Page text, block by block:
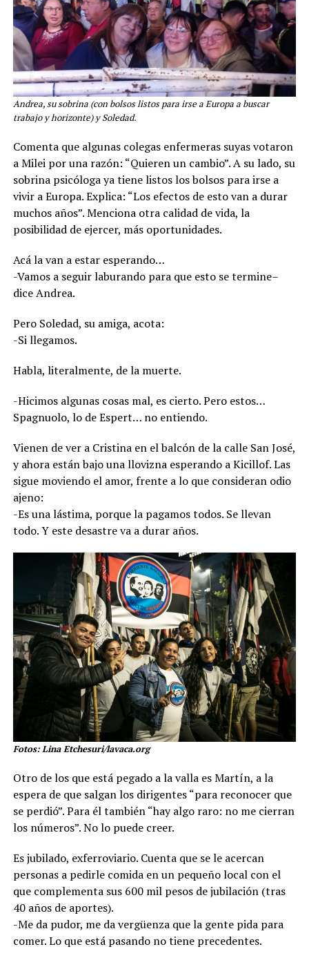
Andrea, su sobrina (con bolsos listos para irse a Europa a buscar
trabajo y horizonte) y Soledad.
Comenta que algunas colegas enfermeras suyas votaron
a Milei por una razón: “Quieren un cambio”. A su lado, su
sobrina psicóloga ya tiene listos los bolsos para irse a
vivir a Europa. Explica: “Los efectos de esto van a durar
muchos años”. Menciona otra calidad de vida, la
posibilidad de ejercer, más oportunidades.
Acá la van a estar esperando…
-Vamos a seguir laburando para que esto se termine–
dice Andrea.
Pero Soledad, su amiga, acota:
-Si llegamos.
Habla, literalmente, de la muerte.
-Hicimos algunas cosas mal, es cierto. Pero estos…
Spagnuolo, lo de Espert… no entiendo.
Vienen de ver a Cristina en el balcón de la calle San José,
y ahora están bajo una llovizna esperando a Kicillof. Las
sigue moviendo el amor, frente a lo que consideran odio
ajeno:
-Es una lástima, porque la pagamos todos. Se llevan
todo. Y este desastre va a durar años.
Fotos: Lina Etchesuri/lavaca.org
Otro de los que está pegado a la valla es Martín, a la
espera de que salgan los dirigentes “para reconocer que
se perdió”. Para él también “hay algo raro: no me cierran
los números”. No lo puede creer.
Es jubilado, exferroviario. Cuenta que se le acercan
personas a pedirle comida en un pequeño local con el
que complementa sus 600 mil pesos de jubilación (tras
40 años de aportes).
-Me da pudor, me da vergüenza que la gente pida para
comer. Lo que está pasando no tiene precedentes.